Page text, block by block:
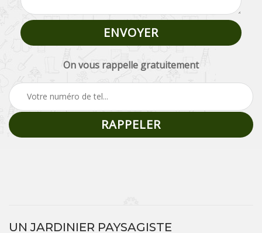
On vous rappelle gratuitement
UN JARDINIER PAYSAGISTE